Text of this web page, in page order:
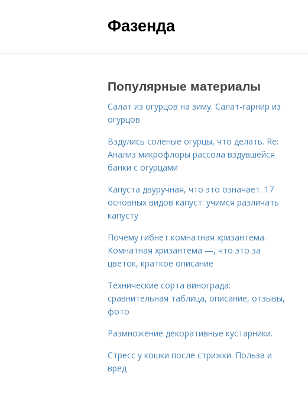
Фазенда
Популярные материалы
Салат из огурцов на зиму. Салат-гарнир из
огурцов
Вздулись соленые огурцы, что делать. Re:
Анализ микрофлоры рассола вздувшейся
банки с огурцами
Капуста двуручная, что это означает. 17
основных видов капуст: учимся различать
капусту
Почему гибнет комнатная хризантема.
Комнатная хризантема —, что это за
цветок, краткое описание
Технические сорта винограда:
сравнительная таблица, описание, отзывы,
фото
Размножение декоративные кустарники.
Стресс у кошки после стрижки. Польза и
вред